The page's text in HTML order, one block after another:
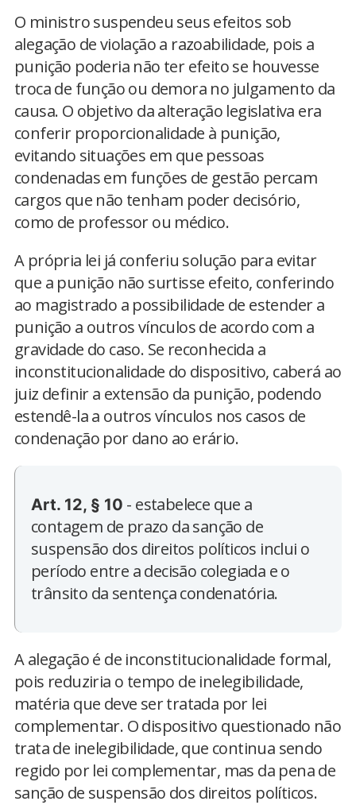
O ministro suspendeu seus efeitos sob
alegação de violação a razoabilidade, pois a
punição poderia não ter efeito se houvesse
troca de função ou demora no julgamento da
causa. O objetivo da alteração legislativa era
conferir proporcionalidade à punição,
evitando situações em que pessoas
condenadas em funções de gestão percam
cargos que não tenham poder decisório,
como de professor ou médico.
A própria lei já conferiu solução para evitar
que a punição não surtisse efeito, conferindo
ao magistrado a possibilidade de estender a
punição a outros vínculos de acordo com a
gravidade do caso. Se reconhecida a
inconstitucionalidade do dispositivo, caberá ao
juiz definir a extensão da punição, podendo
estendê-la a outros vínculos nos casos de
condenação por dano ao erário.
Art. 12, § 10 - estabelece que a
contagem de prazo da sanção de
suspensão dos direitos políticos inclui o
período entre a decisão colegiada e o
trânsito da sentença condenatória.
A alegação é de inconstitucionalidade formal,
pois reduziria o tempo de inelegibilidade,
matéria que deve ser tratada por lei
complementar. O dispositivo questionado não
trata de inelegibilidade, que continua sendo
regido por lei complementar, mas da pena de
sanção de suspensão dos direitos políticos.